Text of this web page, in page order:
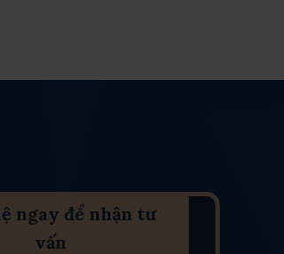
ngay để nhận tư
vấn